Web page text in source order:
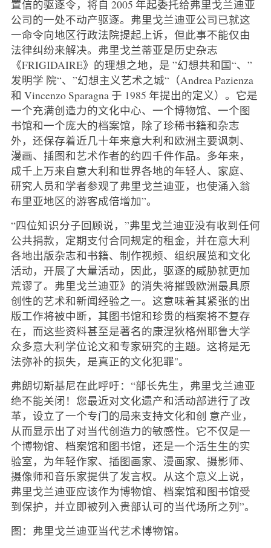
置信的驱逐令，将自 2005 年起委托给弗里戈兰迪亚
公司的一处不动产驱逐。弗里戈兰迪亚公司已就这
一命令向地区行政法院提起上诉，但此事不能仅由
法律纠纷来解决。弗里戈兰蒂亚是历史杂志
《FRIGIDAIRE》的理想之地，是 ”幻想共和国“、”
发明学 院“、”幻想主义艺术之城“（Andrea Pazienza
和 Vincenzo Sparagna 于 1985 年提出的定义）。它是
一个充满创造力的文化中心、一个博物馆、一个图
书馆和一个庞大的档案馆，除了珍稀书籍和杂志
外，还保存着近几十年来意大利和欧洲主要讽刺、
漫画、插图和艺术作者的约四千件作品。多年来，
成千上万来自意大利和世界各地的年轻人、家庭、
研究人员和学者参观了弗里戈兰迪亚，也使涌入翁
布里亚地区的游客成倍增加”。
“四位知识分子回顾说，”弗里戈兰迪亚没有收到任何
公共捐款，定期支付合同规定的租金，并在意大利
各地出版杂志和书籍、制作视频、组织展览和文化
活动，开展了大量活动，因此，驱逐的威胁就更加
荒谬了。弗里戈兰迪亚》的消失将摧毁欧洲最具原
创性的艺术和新闻经验之一。这意味着其紧张的出
版工作将被中断，其图书馆和珍贵的档案将不复存
在，而这些资料甚至是著名的康涅狄格州耶鲁大学
众多意大利学位论文和专家研究的主题。这将是无
法弥补的损失，是真正的文化犯罪"。
弗朗切斯基尼在此呼吁：“部长先生，弗里戈兰迪亚
绝不能关闭！您最近对文化遗产和活动部进行了改
革，设立了一个专门的局来支持文化和创 意产业，
从而显示出了对当代创造力的敏感性。它不仅是一
个博物馆、档案馆和图书馆，还是一个活生生的实
验室，为年轻作家、插图画家、漫画家、摄影师、
摄像师和音乐家提供了发言权。从这个意义上说，
弗里戈兰迪亚应该作为博物馆、档案馆和图书馆受
到保护，并立即被列入贵部认可的当代场所之列”。
图：弗里戈兰迪亚当代艺术博物馆。